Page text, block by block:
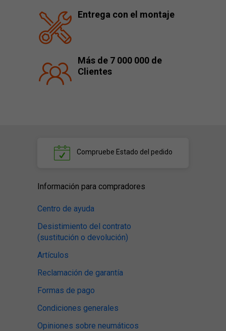
Entrega con el montaje
Más de 7 000 000 de
Clientes
Compruebe Estado del pedido
Información para compradores
Centro de ayuda
Desistimiento del contrato
(sustitución o devolución)
Artículos
Reclamación de garantía
Formas de pago
Condiciones generales
Opiniones sobre neumáticos